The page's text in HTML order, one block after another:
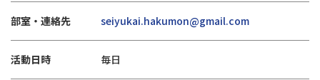
部室・連絡先 seiyukai.hakumon@gmail.com
活動日時 毎日